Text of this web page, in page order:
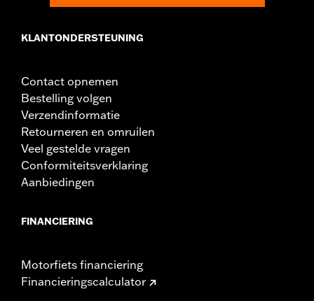
Wielmaat:18
KLANTONDERSTEUNING
Contact opnemen
Bestelling volgen
Verzendinformatie
Retourneren en omruilen
Veel gestelde vragen
Conformiteitsverklaring
Aanbiedingen
FINANCIERING
Motorfiets financiering
Financieringscalculator